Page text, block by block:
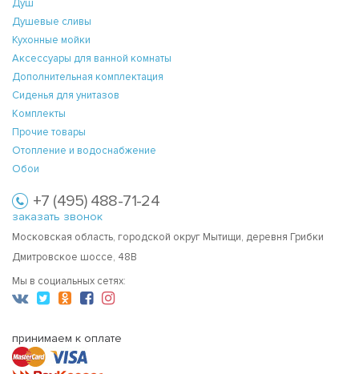
Душ
Душевые сливы
Кухонные мойки
Аксессуары для ванной комнаты
Дополнительная комплектация
Сиденья для унитазов
Комплекты
Прочие товары
Отопление и водоснабжение
Обои
+7 (495) 488-71-24
заказать звонок
Московская область, городской округ Мытищи, деревня Грибки
Дмитровское шоссе, 48В
Мы в социальных сетях:
принимаем к оплате